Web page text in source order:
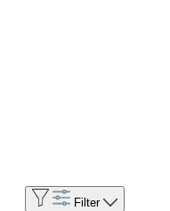
Filter